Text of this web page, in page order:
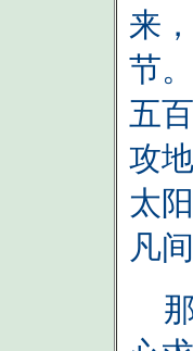
来
节
五
攻
太
凡
那